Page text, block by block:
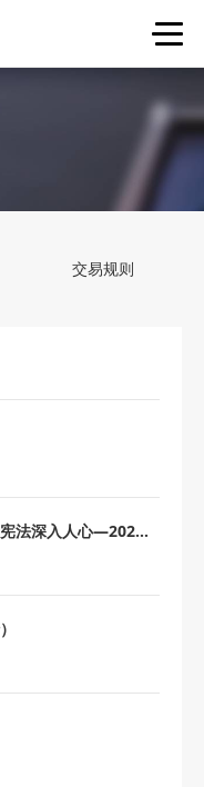
交易规则
法深入人心—2025